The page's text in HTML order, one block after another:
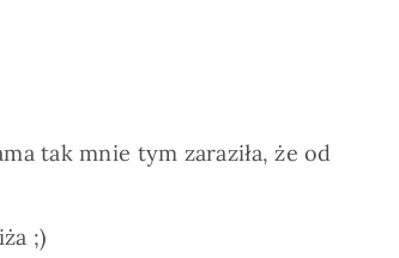
tak mnie tym zaraziła, że od
;)